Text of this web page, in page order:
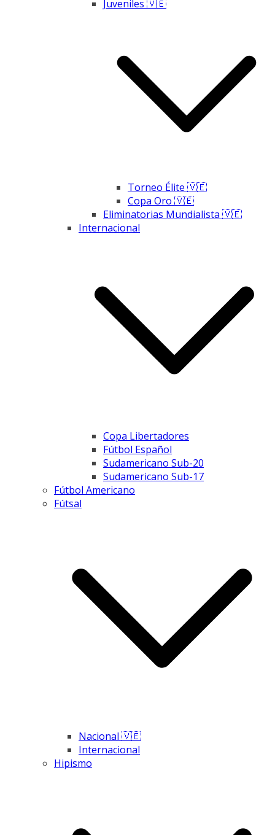
Juveniles 🇻🇪
Torneo Élite 🇻🇪
Copa Oro 🇻🇪
Eliminatorias Mundialista 🇻🇪
Internacional
Copa Libertadores
Fútbol Español
Sudamericano Sub-20
Sudamericano Sub-17
Fútbol Americano
Fútsal
Nacional 🇻🇪
Internacional
Hipismo